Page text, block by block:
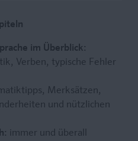
im Überblick:
Verben, typische Fehler
Merksätzen,
und nützlichen
immer und überall